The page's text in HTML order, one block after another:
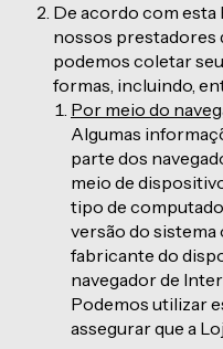
De acordo com esta
nossos prestadores
podemos coletar
formas, incluindo,
Por meio do
Algumas
parte dos
meio de
tipo de
versão do
fabricante do
navegador de
Podemos utilizar
assegurar que a